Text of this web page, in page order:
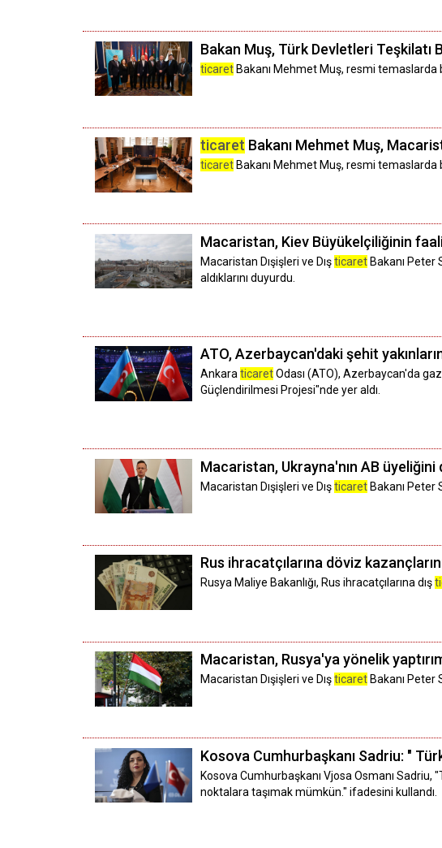
Bakan Muş, Türk Devletleri
ticaretBakanı Mehmet Muş, resmi
ticaret Bakanı Mehmet Muş,
ticaret Bakanı Mehmet Muş, resmi
Macaristan, Kiev Büyükelçiliğinin
Macaristan Dışişleri ve Dışticaret Bakanı Peter
aldıklarını duyurdu.
ATO, Azerbaycan'daki şehit
AnkaraticaretOdası (ATO), Azerbaycan'da
Güçlendirilmesi Projesi"nde yer aldı.
Macaristan, Ukrayna'nın AB
Macaristan Dışişleri ve Dışticaret Bakanı Peter
Rus ihracatçılarına döviz
Rusya Maliye Bakanlığı, Rus ihracatçılarına dış
Macaristan, Rusya'ya yönelik
Macaristan Dışişleri ve Dışticaret Bakanı Peter
Kosova Cumhurbaşkanı Sadriu: "
Kosova Cumhurbaşkanı Vjosa Osmanı Sadriu,
noktalara taşımak mümkün." ifadesini kullandı.